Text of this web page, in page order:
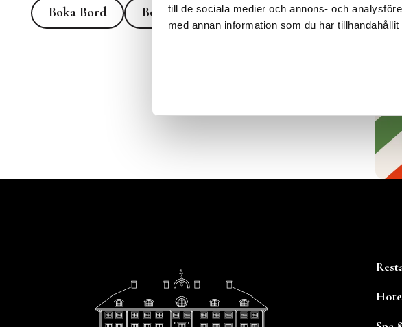
till de sociala medier och annons- och
med annan information som du har
Boka Bord
Boka Bord
Boka boendepaket
Boka boendepaket